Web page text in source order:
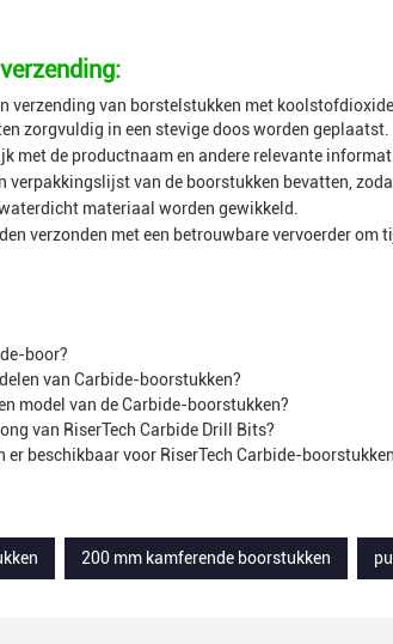
verzending van borstelstukken met
zorgvuldig in een stevige doos worden geplaatst.
met de productnaam en andere relevante
verpakkingslijst van de boorstukken bevatten,
materiaal worden gewikkeld.
verzonden met een betrouwbare vervoerder om
boor?
van Carbide-boorstukken?
model van de Carbide-boorstukken?
van RiserTech Carbide Drill Bits?
er beschikbaar voor RiserTech Carbide-
200 mm kamferende boorstukken